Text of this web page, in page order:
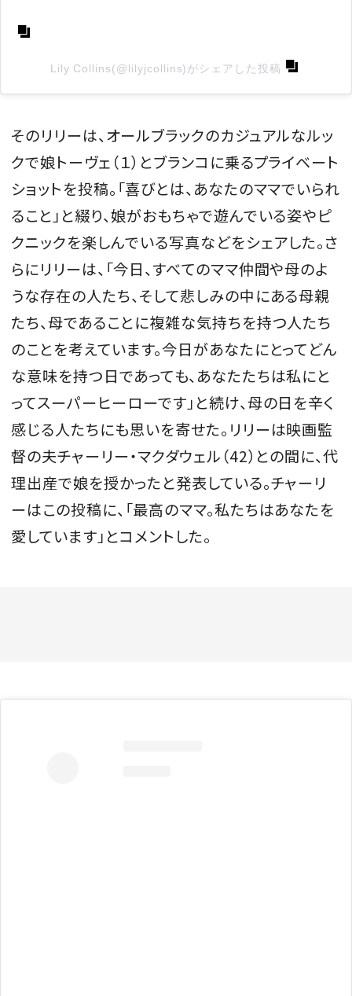
Lily Collins(@lilyjcollins)がシェアした投稿
そのリリーは、オールブラックのカジュアルなルッ
クで娘トーヴェ（１）とブランコに乗るプライベート
ショットを投稿。「喜びとは、あなたのママでいられ
ること」と綴り、娘がおもちゃで遊んでいる姿やピ
クニックを楽しんでいる写真などをシェアした。さ
らにリリーは、「今日、すべてのママ仲間や母のよ
うな存在の人たち、そして悲しみの中にある母親
たち、母であることに複雑な気持ちを持つ人たち
のことを考えています。今日があなたにとってどん
な意味を持つ日であっても、あなたたちは私にと
ってスーパーヒーローです」と続け、母の日を辛く
感じる人たちにも思いを寄せた。リリーは映画監
督の夫チャーリー・マクダウェル（42）との間に、代
理出産で娘を授かったと発表している。チャーリ
ーはこの投稿に、「最高のママ。私たちはあなたを
愛しています」とコメントした。